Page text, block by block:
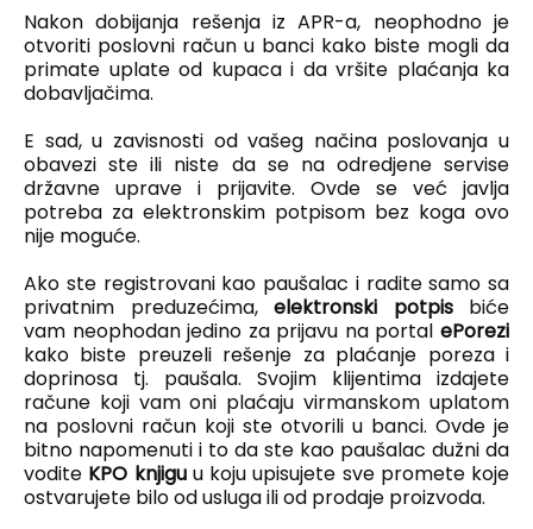
Nakon dobijanja rešenja iz APR-a, neophodno je
otvoriti poslovni račun u banci kako biste mogli da
primate uplate od kupaca i da vršite plaćanja ka
dobavljačima.
E sad, u zavisnosti od vašeg načina poslovanja u
obavezi ste ili niste da se na odredjene servise
državne uprave i prijavite. Ovde se već javlja
potreba za elektronskim potpisom bez koga ovo
nije moguće.
Ako ste registrovani kao paušalac i radite samo sa
privatnim preduzećima, elektronski potpisbiće
vam neophodan jedino za prijavu na portal ePorezi
kako biste preuzeli rešenje za plaćanje poreza i
doprinosa tj. paušala. Svojim klijentima izdajete
račune koji vam oni plaćaju virmanskom uplatom
na poslovni račun koji ste otvorili u banci. Ovde je
bitno napomenuti i to da ste kao paušalac dužni da
vodite KPO knjiguu koju upisujete sve promete koje
ostvarujete bilo od usluga ili od prodaje proizvoda.